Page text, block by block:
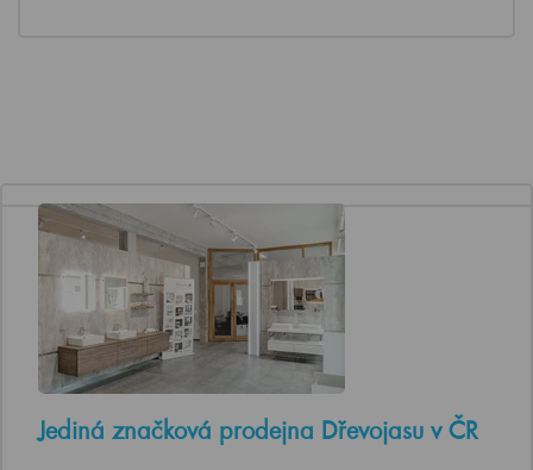
Jediná značková prodejna Dřevojasu v ČR